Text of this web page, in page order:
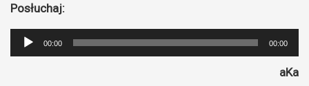
Posłuchaj:
Odtwarzacz
plików
00:00 00:00
aKa